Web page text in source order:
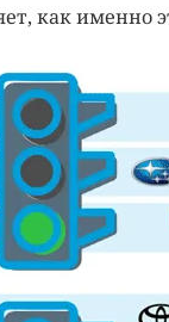
как именно